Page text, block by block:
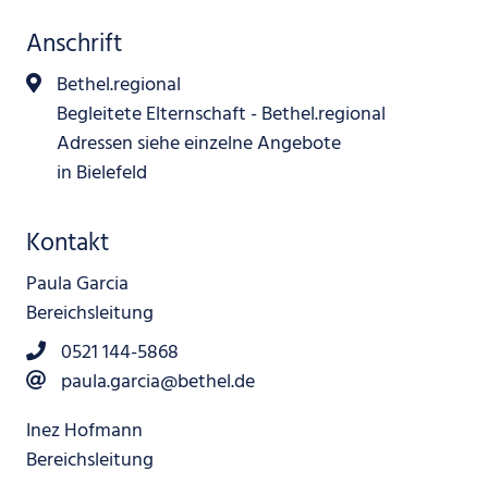
Anschrift
Bethel.regional
Begleitete Elternschaft - Bethel.regional
Adressen siehe einzelne Angebote
in Bielefeld
Kontakt
Paula Garcia
Bereichsleitung
0521 144-5868
paula.garcia@bethel.de
Inez Hofmann
Bereichsleitung